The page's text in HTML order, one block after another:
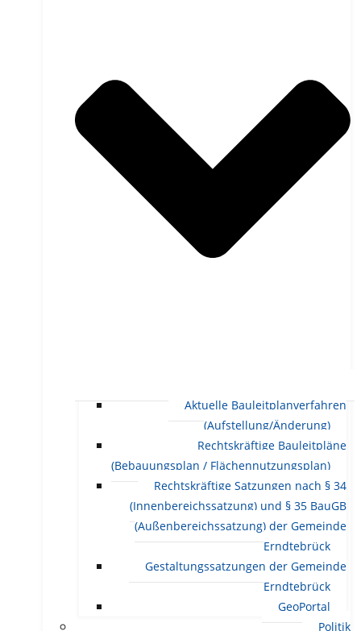
Aktuelle Bauleitplanverfahren
(Aufstellung/Änderung)
Rechtskräftige Bauleitpläne
(Bebauungsplan / Flächennutzungsplan)
Rechtskräftige Satzungen nach § 34
(Innenbereichssatzung) und § 35 BauGB
(Außenbereichssatzung) der Gemeinde
Erndtebrück
Gestaltungssatzungen der Gemeinde
Erndtebrück
GeoPortal
Politik